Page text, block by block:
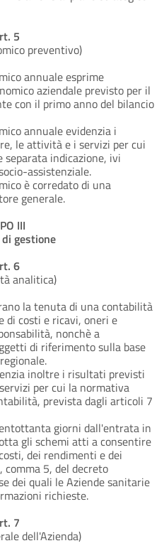
5
preventivo)
annuale esprime
aziendale previsto per il
con il primo anno del bilancio
annuale evidenzia i
le attività e i servizi per cui
indicazione, ivi
assistenziale.
è corredato di una
generale.
III
gestione
6
analitica)
la tenuta di una contabilità
di costi e ricavi, oneri e
nonchè a
di riferimento sulla base
inoltre i risultati previsti
per cui la normativa
prevista dagli articoli 7
giorni dall'entrata in
gli schemi atti a consentire
dei rendimenti e dei
5, del decreto
dei quali le Aziende sanitarie
richieste.
7
dell'Azienda)